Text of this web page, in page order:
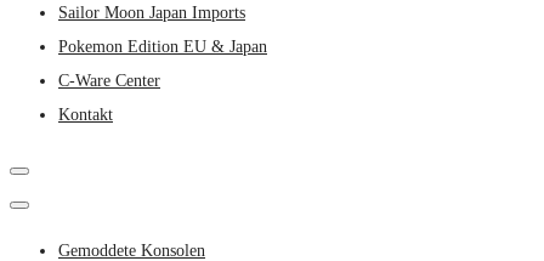
Sailor Moon Japan Imports
Pokemon Edition EU & Japan
C-Ware Center
Kontakt
Gemoddete Konsolen